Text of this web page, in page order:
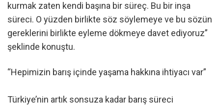
kurmak zaten kendi başına bir süreç. Bu bir inşa
süreci. O yüzden birlikte söz söylemeye ve bu sözün
gereklerini birlikte eyleme dökmeye davet ediyoruz”
şeklinde konuştu.
“Hepimizin barış içinde yaşama hakkına ihtiyacı var”
Türkiye’nin artık sonsuza kadar barış süreci